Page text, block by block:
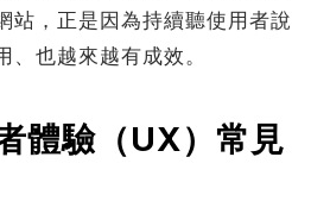
站，正是因為持續聽使用者說
、也越來越有成效。
體驗（UX）常見